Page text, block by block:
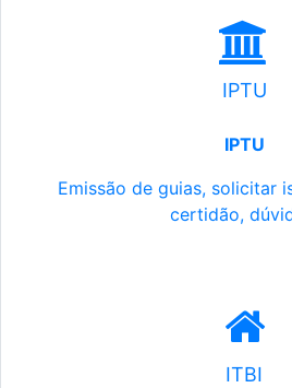
IPTU
IPTU
Emissão de guias, solicitar
certidão,
ITBI